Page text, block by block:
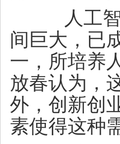
人工智
间巨大，已
一，所培养
放春认为，
外，创新创
素使得这种